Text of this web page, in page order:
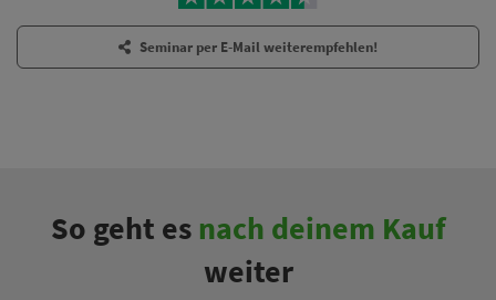
Seminar per E-Mail weiterempfehlen!
So geht es nach deinem Kauf
weiter